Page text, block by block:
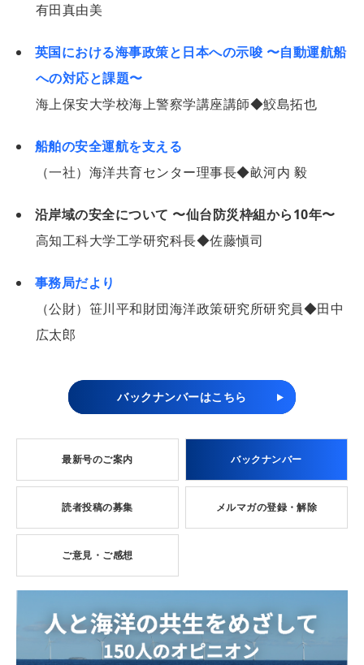
有田真由美
英国における海事政策と日本への示唆 〜自動運航船
への対応と課題〜
海上保安大学校海上警察学講座講師◆鮫島拓也
船舶の安全運航を支える
（一社）海洋共育センター理事長◆畝河内 毅
沿岸域の安全について 〜仙台防災枠組から10年〜
高知工科大学工学研究科長◆佐藤愼司
事務局だより
（公財）笹川平和財団海洋政策研究所研究員◆田中
広太郎
バックナンバーはこちら
最新号のご案内 バックナンバー
読者投稿の募集 メルマガの登録・解除
ご意見・ご感想